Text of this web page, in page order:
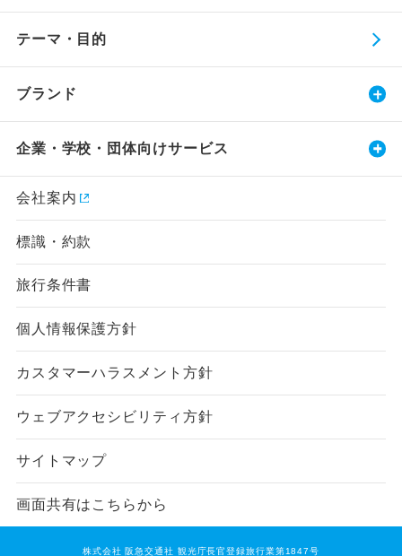
テーマ・目的
ブランド
企業・学校・団体向けサービス
会社案内
標識・約款
旅行条件書
個人情報保護方針
カスタマーハラスメント方針
ウェブアクセシビリティ方針
サイトマップ
画面共有はこちらから
株式会社 阪急交通社 観光庁長官登録旅行業第1847号